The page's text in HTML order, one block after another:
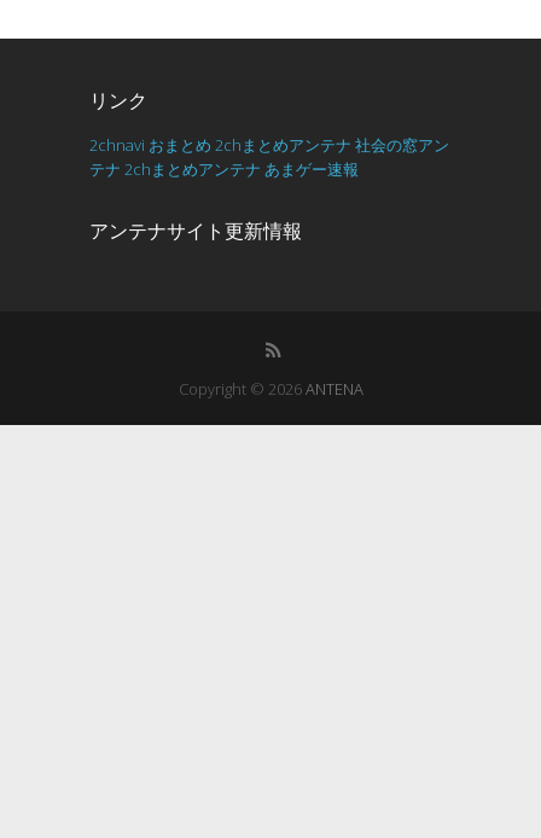
リンク
2chnavi おまとめ 2chまとめアンテナ 社会の窓アン
テナ 2chまとめアンテナ あまゲー速報
アンテナサイト更新情報
Copyright © 2026ANTENA